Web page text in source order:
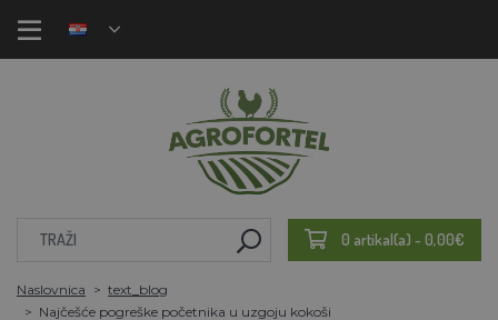
0 artikal(a) - 0,00€
Naslovnica
text_blog
Najčešće pogreške početnika u uzgoju kokoši